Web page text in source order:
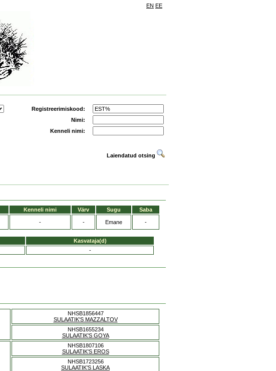
EN EE
Registreerimiskood:
Nimi:
Kenneli nimi:
Laiendatud otsing
Kenneli nimi Värv Sugu Saba
- - Emane -
Kasvataja(d)
-
NHSB1856447
SULAATIK'S MAZZALTOV
NHSB1655234
SULAATIK'S GOYA
NHSB1807106
SULAATIK'S EROS
NHSB1723256
SULAATIK'S LASKA